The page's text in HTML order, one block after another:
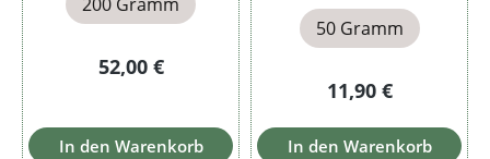
Regulärer Preis:
52,00 €
In den Warenkorb
50 Gramm
Regulärer Preis:
11,90 €
In den Warenkorb